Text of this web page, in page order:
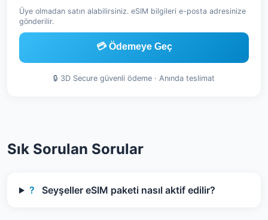
Üye olmadan satın alabilirsiniz. eSIM bilgileri e-posta adresinize
gönderilir.
💳 Ödemeye Geç
🔒 3D Secure güvenli ödeme · Anında teslimat
Sık Sorulan Sorular
? Seyşeller eSIM paketi nasıl aktif edilir?